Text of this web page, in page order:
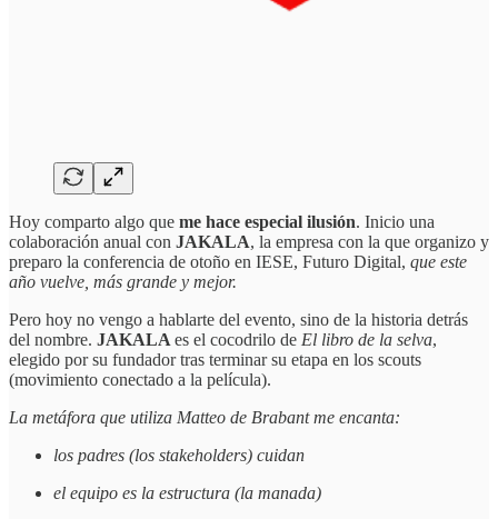
Hoy comparto algo que me hace especial ilusión. Inicio una
colaboración anual con JAKALA, la empresa con la que organizo y
preparo la conferencia de otoño en IESE, Futuro Digital, que este
año vuelve, más grande y mejor.
Pero hoy no vengo a hablarte del evento, sino de la historia detrás
del nombre. JAKALAes el cocodrilo de El libro de la selva,
elegido por su fundador tras terminar su etapa en los scouts
(movimiento conectado a la película).
La metáfora que utiliza Matteo de Brabant me encanta:
los padres (los stakeholders) cuidan
el equipo es la estructura (la manada)